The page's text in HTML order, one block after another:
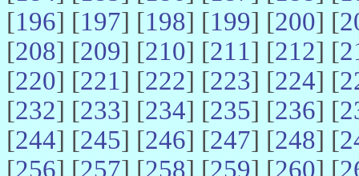
[196] [197] [198] [199] [200] [
[208] [209] [210] [211] [212] [
[220] [221] [222] [223] [224] [
[232] [233] [234] [235] [236] [
[244] [245] [246] [247] [248] [
[256] [257] [258] [259] [260] [